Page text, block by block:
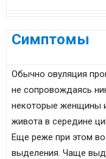
Симптомы
Обычно овуляция
не сопровождаясь
некоторые женщины
живота в середине
Еще реже при этом
выделения. Чаще